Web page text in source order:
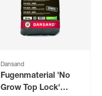
Dansand
Fugenmaterial 'No
Grow Top Lock'